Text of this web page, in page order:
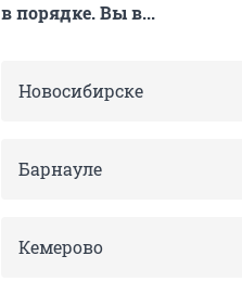
в порядке. Вы в...
Новосибирске
Барнауле
Кемерово